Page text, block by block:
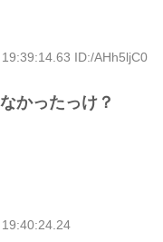
ID:/AHh5ljC0
かったっけ？